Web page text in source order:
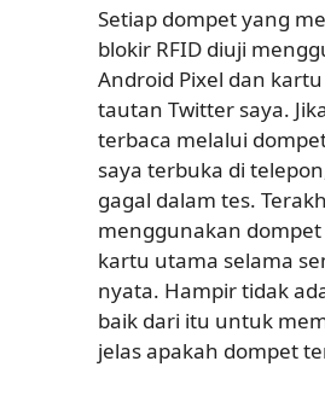
Setiap dompet yang
blokir RFID diuji
Android Pixel dan
tautan Twitter saya.
terbaca melalui
saya terbuka di
gagal dalam tes.
menggunakan
kartu utama selama
nyata. Hampir tidak
baik dari itu untuk
jelas apakah dompet